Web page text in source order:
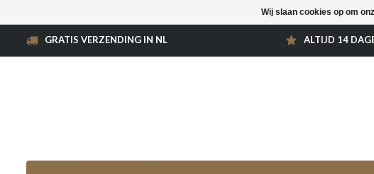
GRATIS VERZENDING IN NL ALTIJD 14
Wij slaan cookies op om